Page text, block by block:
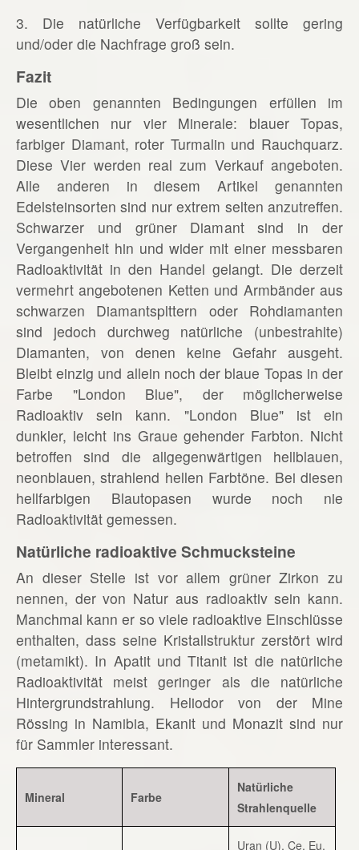
3. Die natürliche Verfügbarkeit sollte gering
und/oder die Nachfrage groß sein.
Fazit
Die oben genannten Bedingungen erfüllen im
wesentlichen nur vier Minerale: blauer Topas,
farbiger Diamant, roter Turmalin und Rauchquarz.
Diese Vier werden real zum Verkauf angeboten.
Alle anderen in diesem Artikel genannten
Edelsteinsorten sind nur extrem selten anzutreffen.
Schwarzer und grüner Diamant sind in der
Vergangenheit hin und wider mit einer messbaren
Radioaktivität in den Handel gelangt. Die derzeit
vermehrt angebotenen Ketten und Armbänder aus
schwarzen Diamantsplttern oder Rohdiamanten
sind jedoch durchweg natürliche (unbestrahlte)
Diamanten, von denen keine Gefahr ausgeht.
Bleibt einzig und allein noch der blaue Topas in der
Farbe "London Blue", der möglicherweise
Radioaktiv sein kann. "London Blue" ist ein
dunkler, leicht ins Graue gehender Farbton. Nicht
betroffen sind die allgegenwärtigen hellblauen,
neonblauen, strahlend hellen Farbtöne. Bei diesen
hellfarbigen Blautopasen wurde noch nie
Radioaktivität gemessen.
Natürliche radioaktive Schmucksteine
An dieser Stelle ist vor allem grüner Zirkon zu
nennen, der von Natur aus radioaktiv sein kann.
Manchmal kann er so viele radioaktive Einschlüsse
enthalten, dass seine Kristallstruktur zerstört wird
(metamikt). In Apatit und Titanit ist die natürliche
Radioaktivität meist geringer als die natürliche
Hintergrundstrahlung. Heliodor von der Mine
Rössing in Namibia, Ekanit und Monazit sind nur
für Sammler interessant.
Mineral Farbe
Natürliche
Strahlenquelle
Uran (U), Ce, Eu,